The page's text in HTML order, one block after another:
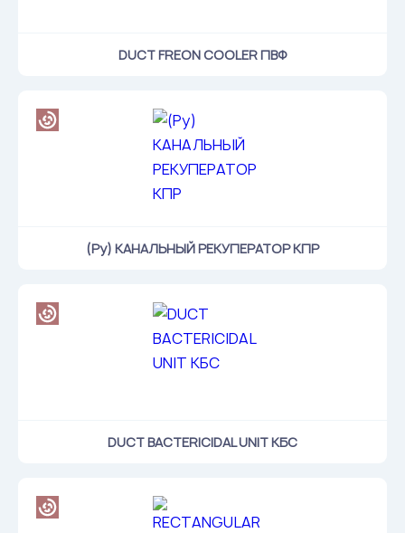
DUCT FREON COOLER ПВФ
(Ру) КАНАЛЬНЫЙ РЕКУПЕРАТОР КПР
DUCT BACTERICIDAL UNIT КБС